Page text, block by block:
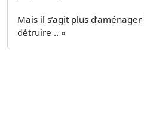
Mais il s’agit plus
détruire .. »